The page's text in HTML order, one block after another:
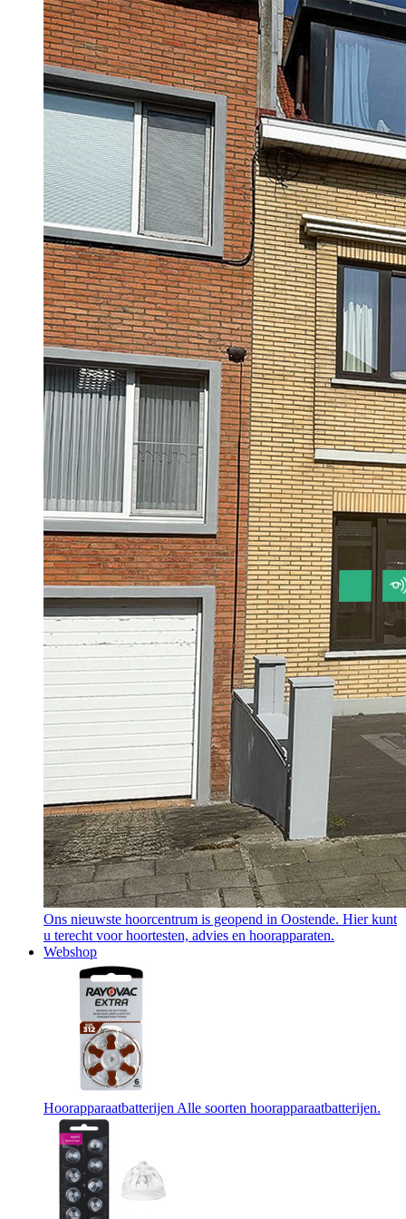
Ons nieuwste hoorcentrum is geopend in Oostende. Hier kunt
u terecht voor hoortesten, advies en hoorapparaten.
Webshop
Hoorapparaatbatterijen Alle soorten hoorapparaatbatterijen.